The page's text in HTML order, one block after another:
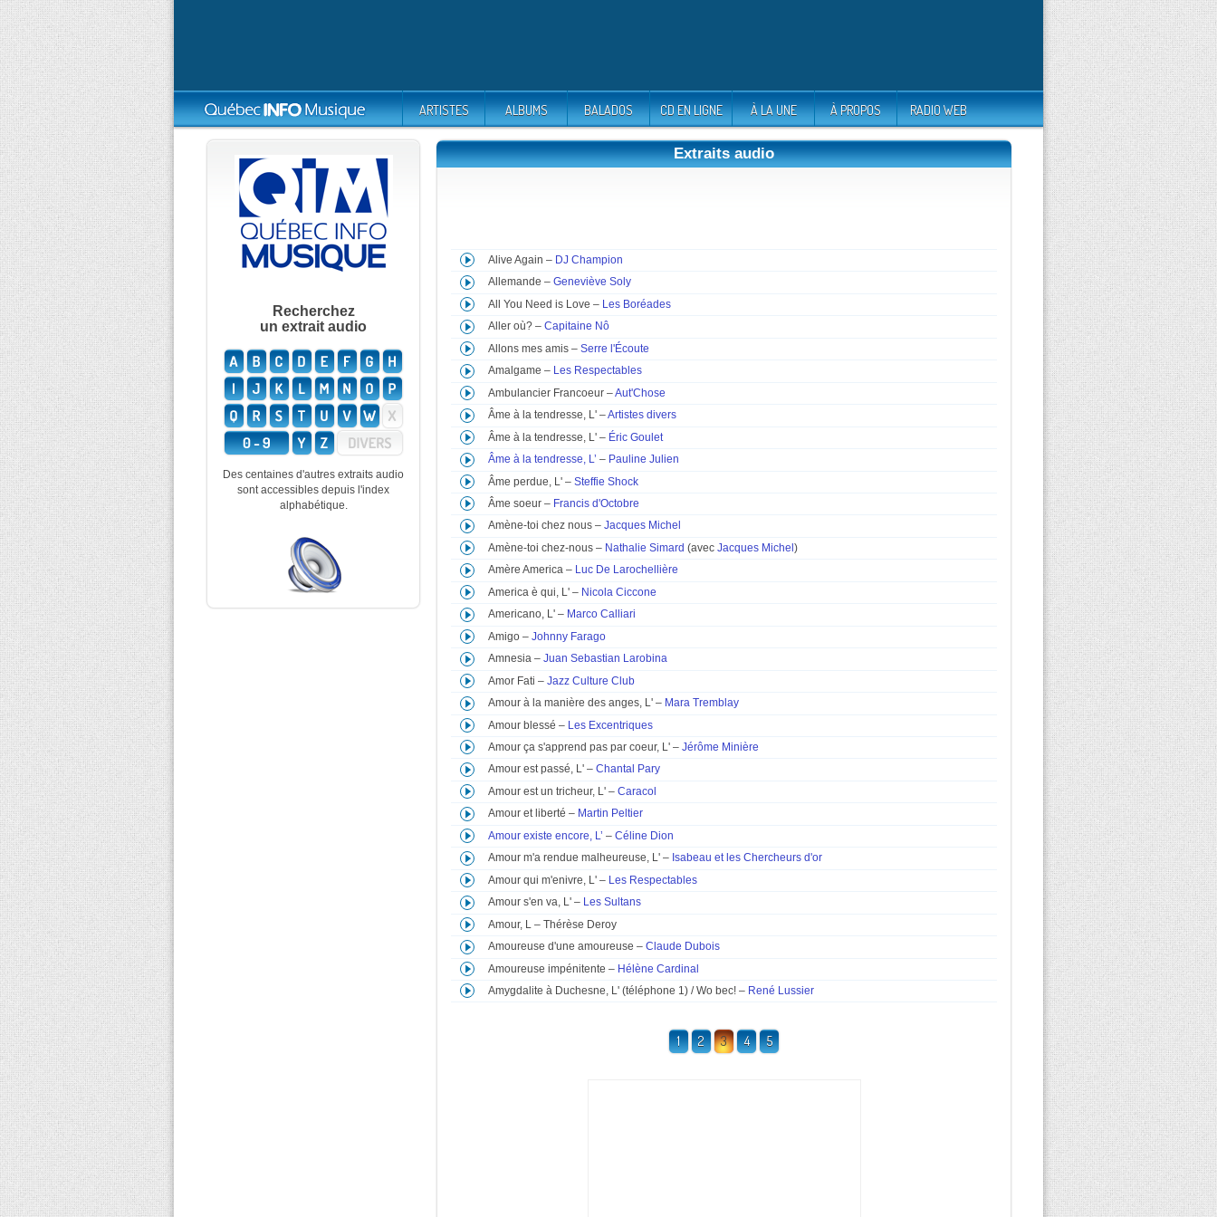
ARTISTES ALBUMS BALADOS CD EN LIGNE À LA UNE À PROPOS RADIO WEB
Recherchez
un extrait audio
Des centaines d'autres extraits audio
sont accessibles depuis l'index
alphabétique.
Extraits audio
Alive Again – DJ Champion
Allemande – Geneviève Soly
All You Need is Love – Les Boréades
Aller où? – Capitaine Nô
Allons mes amis – Serre l'Écoute
Amalgame – Les Respectables
Ambulancier Francoeur –Aut'Chose
Âme à la tendresse, L' –Artistes divers
Âme à la tendresse, L' – Éric Goulet
Âme à la tendresse, L’ – Pauline Julien
Âme perdue, L' – Steffie Shock
Âme soeur – Francis d'Octobre
Amène-toi chez nous – Jacques Michel
Amène-toi chez-nous – Nathalie Simard (avec Jacques Michel )
Amère America – Luc De Larochellière
America è qui, L' – Nicola Ciccone
Americano, L' – Marco Calliari
Amigo – Johnny Farago
Amnesia – Juan Sebastian Larobina
Amor Fati – Jazz Culture Club
Amour à la manière des anges, L' – Mara Tremblay
Amour blessé – Les Excentriques
Amour ça s'apprend pas par coeur, L' – Jérôme Minière
Amour est passé, L' – Chantal Pary
Amour est un tricheur, L' – Caracol
Amour et liberté – Martin Peltier
Amour existe encore, L’ – Céline Dion
Amour m'a rendue malheureuse, L' – Isabeau et les Chercheurs d'or
Amour qui m'enivre, L' – Les Respectables
Amour s'en va, L' – Les Sultans
Amour, L – Thérèse Deroy
Amoureuse d'une amoureuse – Claude Dubois
Amoureuse impénitente – Hélène Cardinal
Amygdalite à Duchesne, L' (téléphone 1) / Wo bec! – René Lussier
1 2 3 4 5